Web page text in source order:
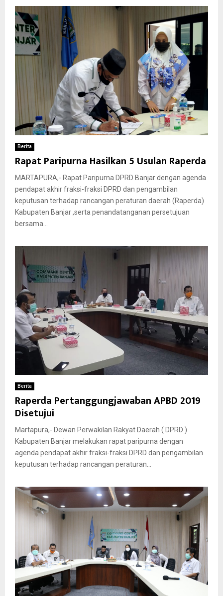
Berita
Rapat Paripurna Hasilkan 5 Usulan Raperda
MARTAPURA,- Rapat Paripurna DPRD Banjar dengan agenda
pendapat akhir fraksi-fraksi DPRD dan pengambilan
keputusan terhadap rancangan peraturan daerah (Raperda)
Kabupaten Banjar ,serta penandatanganan persetujuan
bersama...
Berita
Raperda Pertanggungjawaban APBD 2019
Disetujui
Martapura,- Dewan Perwakilan Rakyat Daerah ( DPRD )
Kabupaten Banjar melakukan rapat paripurna dengan
agenda pendapat akhir fraksi-fraksi DPRD dan pengambilan
keputusan terhadap rancangan peraturan...